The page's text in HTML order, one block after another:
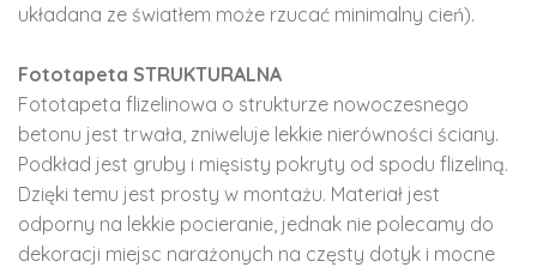
układana ze światłem może rzucać minimalny cień).
Fototapeta STRUKTURALNA
Fototapeta flizelinowa o strukturze nowoczesnego
betonu jest trwała, zniweluje lekkie nierówności ściany.
Podkład jest gruby i mięsisty pokryty od spodu flizeliną.
Dzięki temu jest prosty w montażu. Materiał jest
odporny na lekkie pocieranie, jednak nie polecamy do
dekoracji miejsc narażonych na częsty dotyk i mocne